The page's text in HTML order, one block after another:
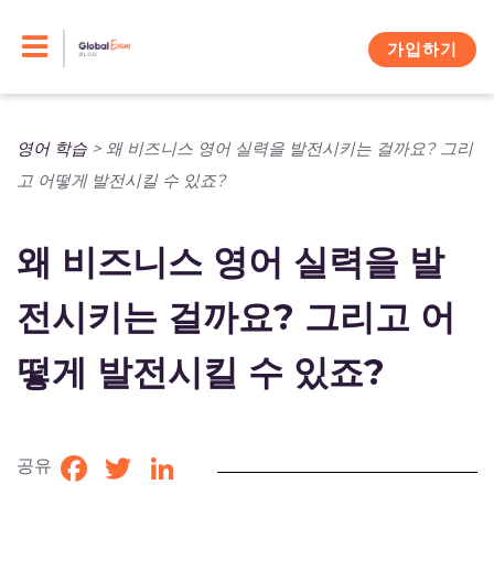
가입하기
영어 학습 > 왜 비즈니스 영어 실력을 발전시키는 걸까요? 그리
고 어떻게 발전시킬 수 있죠?
왜 비즈니스 영어 실력을 발
전시키는 걸까요? 그리고 어
떻게 발전시킬 수 있죠?
공유 Facebook
TwitterLinkedIn